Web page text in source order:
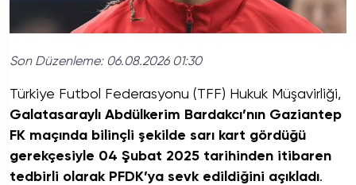
Son Düzenleme: 06.08.2026 01:30
Türkiye Futbol Federasyonu (TFF) Hukuk Müşavirliği,
Galatasaraylı Abdülkerim Bardakcı’nın Gaziantep
FK maçında bilinçli şekilde sarı kart gördüğü
gerekçesiyle 04 Şubat 2025 tarihinden itibaren
tedbirli olarak PFDK’ya sevk edildiğini açıkladı.